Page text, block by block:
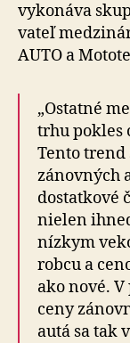
vy­ko­ná­va
va­teľ
AUTO a
„Ostatné
trhu pokles
Tento trend
zánovných
dostat­kové
nielen
nízkym
robcu a
ako nové.
ceny
autá sa tak